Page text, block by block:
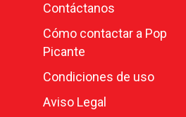
Contáctanos
Cómo contactar a Pop
Picante
Condiciones de uso
Aviso Legal